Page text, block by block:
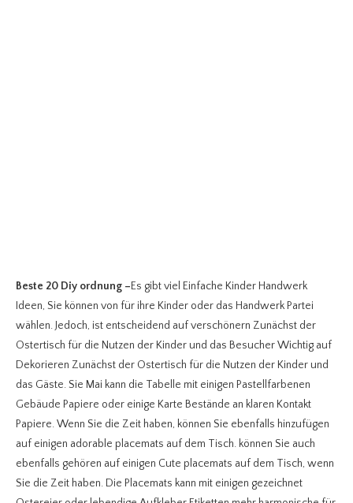
Beste 20 Diy ordnung –Es gibt viel Einfache Kinder Handwerk
Ideen, Sie können von für ihre Kinder oder das Handwerk Partei
wählen. Jedoch, ist entscheidend auf verschönern Zunächst der
Ostertisch für die Nutzen der Kinder und das Besucher Wichtig auf
Dekorieren Zunächst der Ostertisch für die Nutzen der Kinder und
das Gäste. Sie Mai kann die Tabelle mit einigen Pastellfarbenen
Gebäude Papiere oder einige Karte Bestände an klaren Kontakt
Papiere. Wenn Sie die Zeit haben, können Sie ebenfalls hinzufügen
auf einigen adorable placemats auf dem Tisch. können Sie auch
ebenfalls gehören auf einigen Cute placemats auf dem Tisch, wenn
Sie die Zeit haben. Die Placemats kann mit einigen gezeichnet